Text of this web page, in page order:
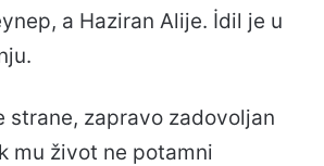
a Haziran Alije. İdil je u
strane, zapravo zadovoljan
mu život ne potamni